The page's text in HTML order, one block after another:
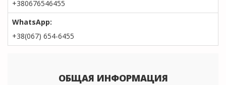
+380676546455
WhatsApp:
+38(067) 654-6455
ОБЩАЯ ИНФОРМАЦИЯ